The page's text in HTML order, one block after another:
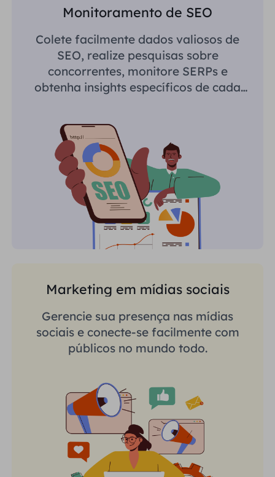
Monitoramento de SEO
Colete facilmente dados valiosos de
SEO, realize pesquisas sobre
concorrentes, monitore SERPs e
obtenha insights específicos de cada
Marketing em mídias sociais
Gerencie sua presença nas mídias
sociais e conecte-se facilmente com
públicos no mundo todo.